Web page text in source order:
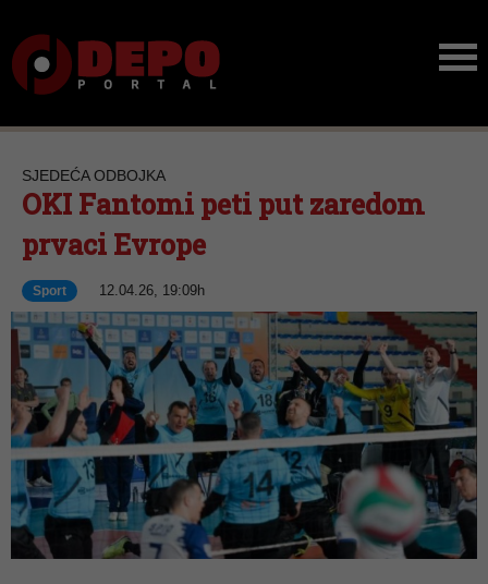
SJEDEĆA ODBOJKA
OKI Fantomi peti put zaredom
prvaci Evrope
Sport 12.04.26, 19:09h